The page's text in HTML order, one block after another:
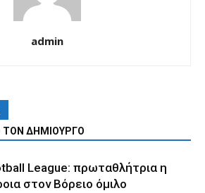
admin
ΤΟΝ ΔΗΜΙΟΥΡΓΟ
League: πρωταθλήτρια η
στον Βόρειο όμιλο